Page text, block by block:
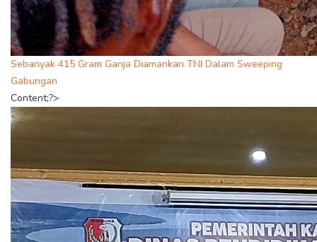
Sebanyak 415 Gram Ganja Diamankan TNI Dalam Sweeping
Gabungan
Content;?>